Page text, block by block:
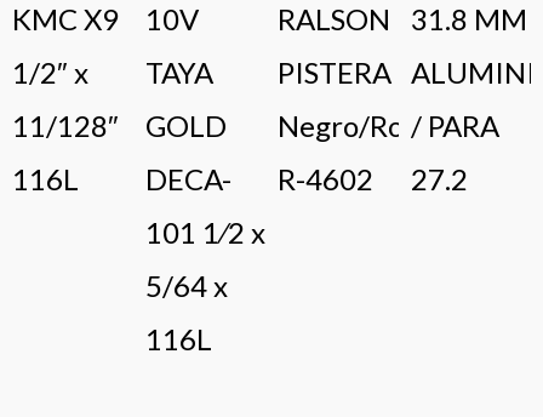
KMC X9
1/2″ x
11/128″
116L
10V
TAYA
GOLD
DECA-
101 1⁄2 x
5/64 x
116L
RALSON
PISTERA
Negro/Rojo
R-4602
31.8 MM
/ PARA
27.2